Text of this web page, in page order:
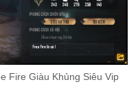
Fire Giàu Khủng Siêu Vip